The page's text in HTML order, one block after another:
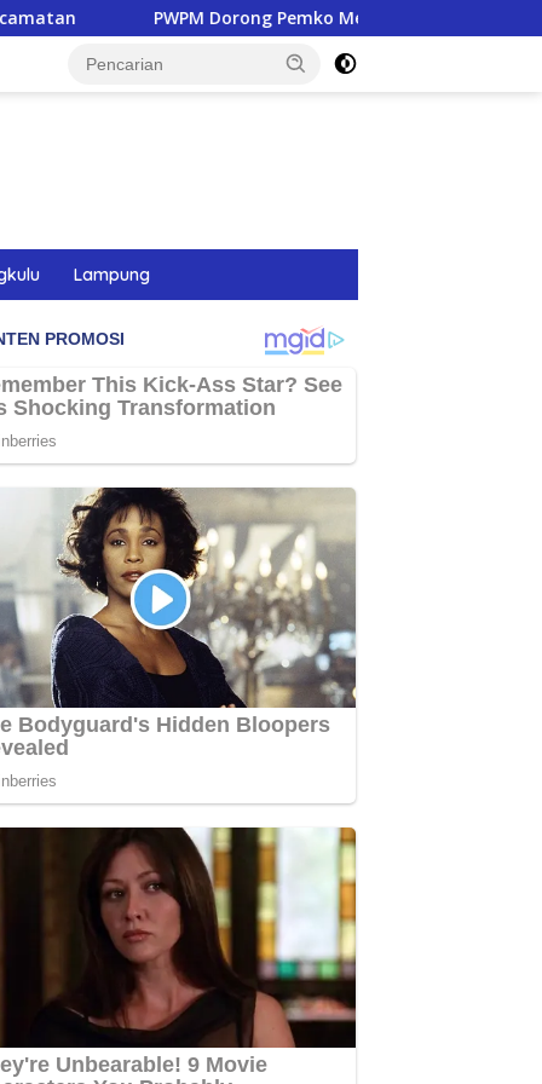
Pemko Medan Lindungi 16.000 Pemulung Lewat BPJS
Lampung